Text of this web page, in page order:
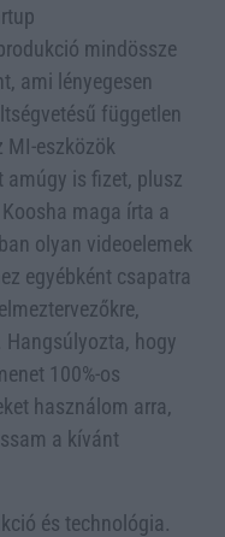
mindössze
ami lényegesen
független
MI-eszközök
amúgy is fizet, plusz
maga írta a
olyan videoelemek
egyébként csapatra
Hangsúlyozta, hogy
100%-os
használom arra,
a kívánt
és technológia.